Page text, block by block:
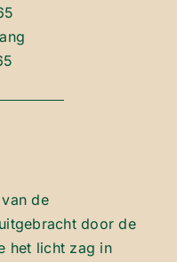
de
door de
het licht zag in